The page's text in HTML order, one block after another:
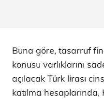
Buna göre, tasarruf
konusu varlıklarını
açılacak Türk lirası
katılma